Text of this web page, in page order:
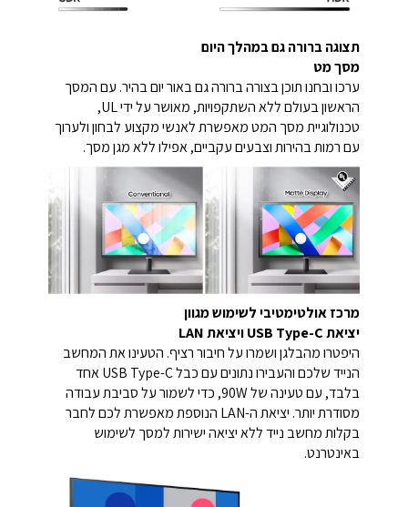
תצוגה ברורה גם במהלך היום
מסך מט
ערכו ובחנו תוכן בצורה ברורה גם באור יום בהיר. עם המסך
הראשון בעולם ללא השתקפויות, מאושר על ידי UL,
טכנולוגיית מסך המט מאפשרת לאנשי מקצוע לבחון ולערוך
עם רמות בהירות וצבעים עקביים, אפילו ללא מגן מסך.
מרכז אולטימטיבי לשימוש מגוון
יציאת USB Type-C ויציאת LAN
היפטרו מהבלגן ושמרו על חיבור רציף. הטעינו את המחשב
הנייד שלכם והעבירו נתונים עם כבל USB Type-C אחד
בלבד, עם טעינה של 90W, כדי לשמור על סביבת עבודה
מסודרת יותר. יציאת ה-LAN הנוספת מאפשרת לכם לחבר
בקלות מחשב נייד ללא יציאה ישירות למסך לשימוש
באינטרנט.